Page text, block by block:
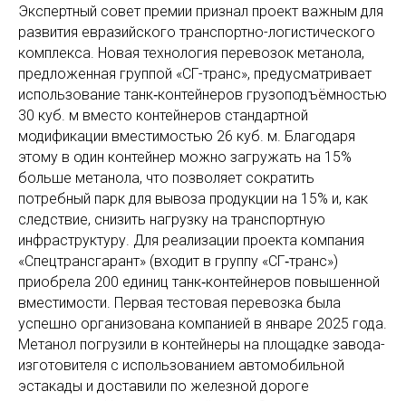
Экспертный совет премии признал проект важным для
развития евразийского транспортно-логистического
комплекса. Новая технология перевозок метанола,
предложенная группой «СГ-транс», предусматривает
использование танк‑контейнеров грузоподъёмностью
30 куб. м вместо контейнеров стандартной
модификации вместимостью 26 куб. м. Благодаря
этому в один контейнер можно загружать на 15%
больше метанола, что позволяет сократить
потребный парк для вывоза продукции на 15% и, как
следствие, снизить нагрузку на транспортную
инфраструктуру. Для реализации проекта компания
«Спецтрансгарант» (входит в группу «СГ‑транс»)
приобрела 200 единиц танк‑контейнеров повышенной
вместимости. Первая тестовая перевозка была
успешно организована компанией в январе 2025 года.
Метанол погрузили в контейнеры на площадке завода-
изготовителя с использованием автомобильной
эстакады и доставили по железной дороге